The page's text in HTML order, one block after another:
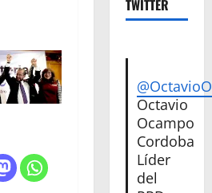
TWITTER
Octavio
Ocampo
Cordoba
Líder
del